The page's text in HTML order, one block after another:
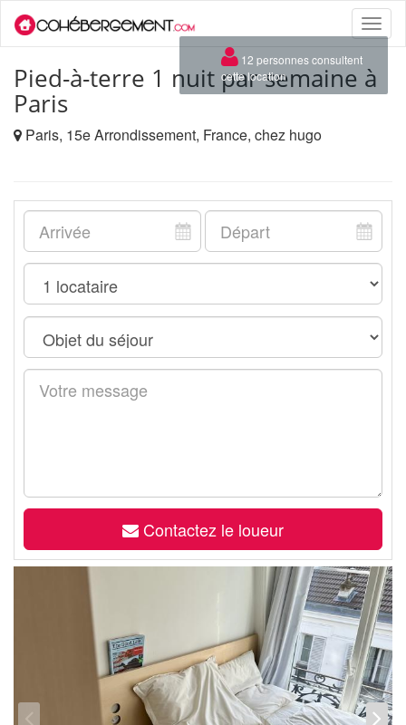
Toggle
Pied-à-terre 1 nuit par semaine à
Paris
Paris, 15e Arrondissement, France, chez hugo
Contactez le loueur
×
12 personnes consultent
cette location